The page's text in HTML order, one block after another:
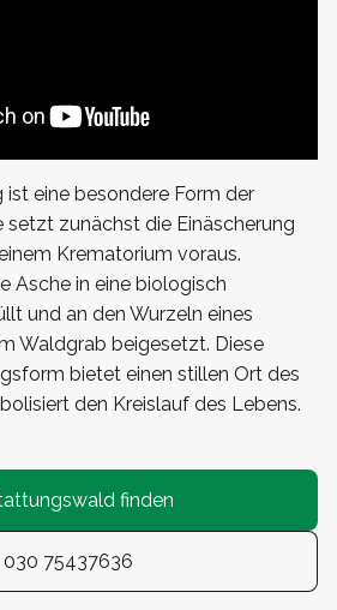
eine besondere Form der
setzt zunächst die Einäscherung
Krematorium voraus.
Asche in eine biologisch
und an den Wurzeln eines
Waldgrab beigesetzt. Diese
bietet einen stillen Ort des
den Kreislauf des Lebens.
finden
030 75437636